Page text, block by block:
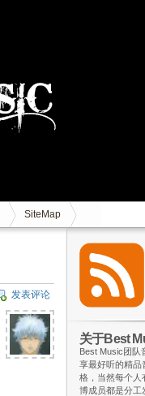
SiteMap
发表评论
关于Best
Best Music团队
享最好听的精品
格，当然每个人
博成员都是分工